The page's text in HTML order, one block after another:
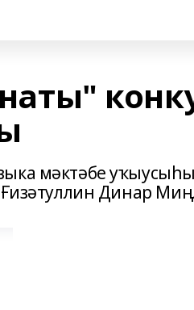
мәктәбе
Ғизәтуллин Динар